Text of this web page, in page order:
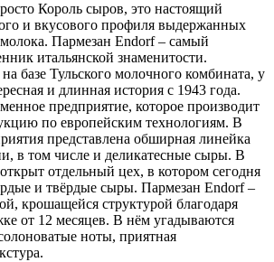
Король сыров, это настоящий
и вкусового профиля выдержанных
Пармезан Endorf – самый
итальянской знаменитости.
базе Тульского молочного комбината, у
и длинная история с 1943 года.
предприятие, которое производит
по европейским технологиям. В
представлена обширная линейка
в том числе и деликатесные сыры. В
отдельный цех, в котором сегодня
и твёрдые сыры. Пармезан Endorf –
крошащейся структурой благодаря
от 12 месяцев. В нём угадываются
ноты, приятная